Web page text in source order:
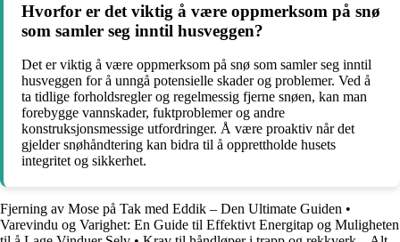
Hvorfor er det viktig å være oppmerksom på snø
som samler seg inntil husveggen?
Det er viktig å være oppmerksom på snø som samler seg inntil
husveggen for å unngå potensielle skader og problemer. Ved å
ta tidlige forholdsregler og regelmessig fjerne snøen, kan man
forebygge vannskader, fuktproblemer og andre
konstruksjonsmessige utfordringer. Å være proaktiv når det
gjelder snøhåndtering kan bidra til å opprettholde husets
integritet og sikkerhet.
Fjerning av Mose på Tak med Eddik – Den Ultimate Guiden •
Varevindu og Varighet: En Guide til Effektivt Energitap og Muligheten